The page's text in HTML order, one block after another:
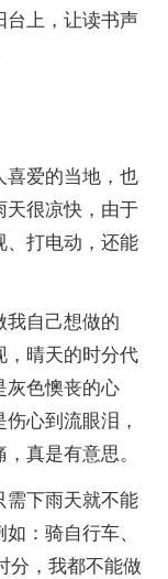
上，让读书声
爱的当地，也
天很凉快，由于
、打电动，还能
自己想做的
，晴天的时分代
灰色懊丧的心
心到流眼泪，
真是有意思。
下雨天就不能
：骑自行车、
分，我都不能做